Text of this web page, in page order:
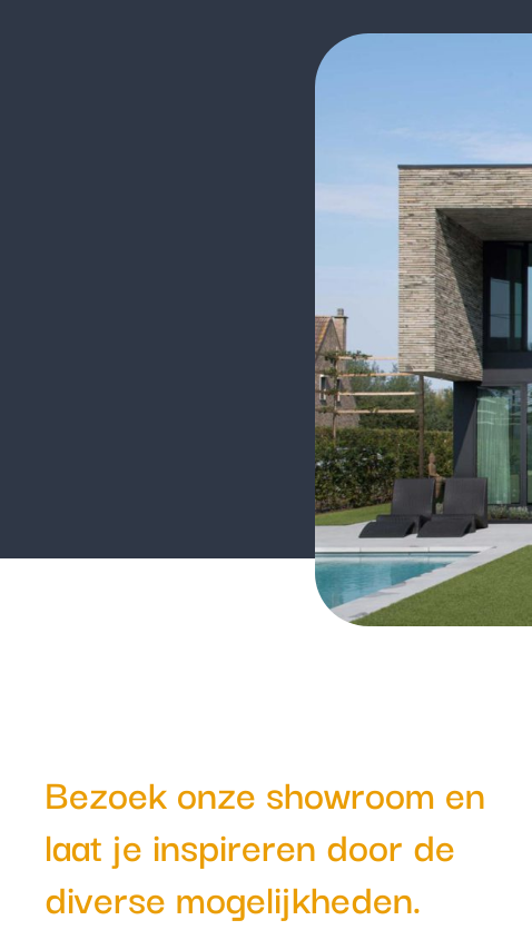
Bezoek onze showroom en
laat je inspireren door de
diverse mogelijkheden.